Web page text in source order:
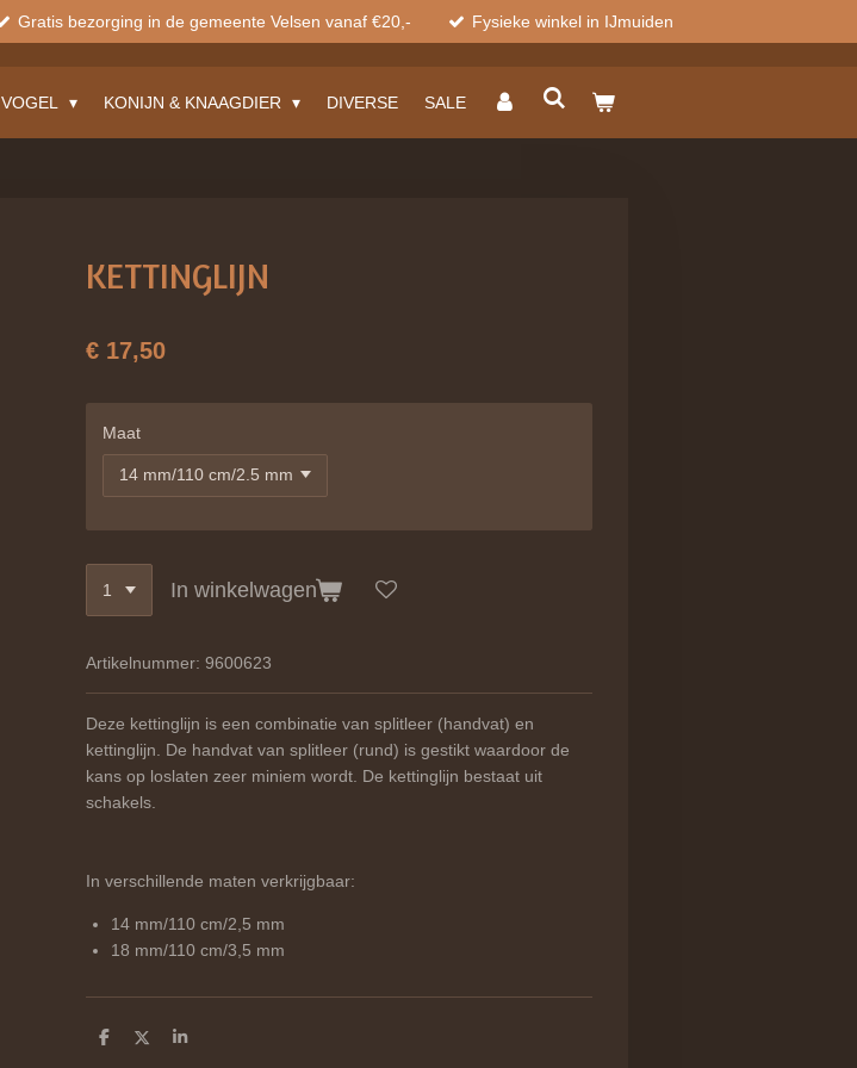
Gratis bezorging in de gemeente Velsen vanaf €20,- Fysieke winkel in IJmuiden
VOGEL KONIJN & KNAAGDIER DIVERSE SALE
KETTINGLIJN
€ 17,50
Maat
In winkelwagen
Artikelnummer: 9600623
Deze kettinglijn is een combinatie van splitleer (handvat) en
kettinglijn. De handvat van splitleer (rund) is gestikt waardoor de
kans op loslaten zeer miniem wordt. De kettinglijn bestaat uit
schakels.
In verschillende maten verkrijgbaar:
14 mm/110 cm/2,5 mm
18 mm/110 cm/3,5 mm
D
D
S